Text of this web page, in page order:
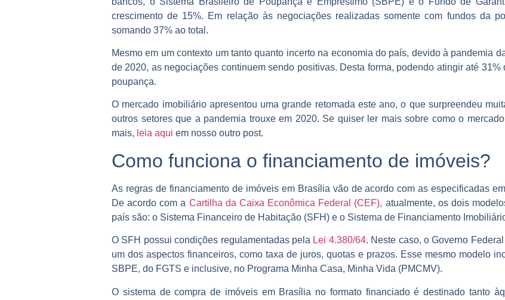
crescimento de 15%. Em relação às negociações realizadas somente com fundos da
somando 37% ao total.
Mesmo em um contexto um tanto quanto incerto na economia do país, devido à pandemia
de 2020, as negociações continuem sendo positivas. Desta forma, podendo atingir até
poupança.
O mercado imobiliário apresentou uma grande retomada este ano, o que surpreendeu
outros setores que a pandemia trouxe em 2020. Se quiser ler mais sobre como o
mais, leia aqui em nosso outro post.
Como funciona o financiamento de imóveis?
As regras de financiamento de imóveis em Brasília vão de acordo com as especificadas
De acordo com a Cartilha da Caixa Econômica Federal (CEF), atualmente, os dois
país são: o Sistema Financeiro de Habitação (SFH) e o Sistema de Financiamento
O SFH possui condições regulamentadas pela Lei 4.380/64. Neste caso, o Governo
um dos aspectos financeiros, como taxa de juros, quotas e prazos. Esse mesmo modelo
SBPE, do FGTS e inclusive, no Programa Minha Casa, Minha Vida (PMCMV).
O sistema de compra de imóveis em Brasília no formato financiado é destinado tanto